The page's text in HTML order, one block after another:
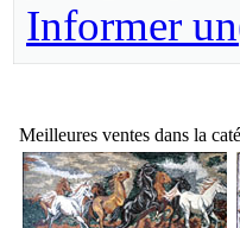
Informer
Meilleures ventes dans la